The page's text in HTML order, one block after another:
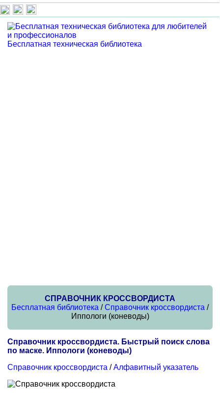
Бесплатная техническая библиотека
СПРАВОЧНИК КРОССВОРДИСТА
Бесплатная библиотека /Справочник кроссвордиста /
Иппологи (коневоды)
Справочник кроссвордиста. Быстрый поиск слова
по маске. Иппологи (коневоды)
Справочник кроссвордиста /Алфавитный указатель